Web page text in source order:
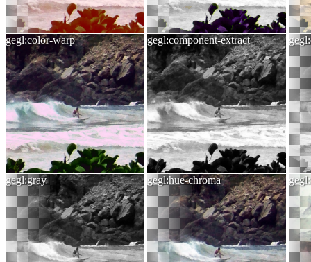
gegl:color-warp gegl:component-extract
gegl:gray gegl:hue-chroma